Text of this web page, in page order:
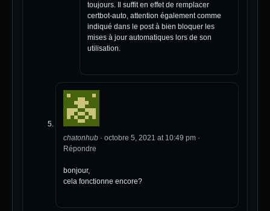
toujours. Il suffit en effet de remplacer
certbot-auto, attention également comme
indiqué dans le post à bien bloquer les
mises à jour automatiques lors de son
utilisation.
chatonhub · octobre 5, 2021 at 10:49 pm ·
Répondre
bonjour,
cela fonctionne encore?